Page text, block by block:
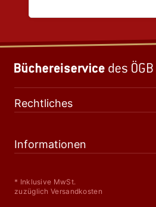
Rechtliches
Informationen
* Inklusive MwSt.
zuzüglich Versandkosten